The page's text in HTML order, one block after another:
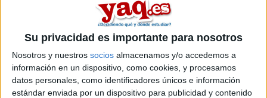
Su privacidad es importante para nosotros
Nosotros y nuestros socios almacenamos y/o accedemos a
información en un dispositivo, como cookies, y procesamos
datos personales, como identificadores únicos e información
estándar enviada por un dispositivo para publicidad y contenido
grado en ingeniería en diseño industrial y desarrollo del
producto.
Blog de tommy92